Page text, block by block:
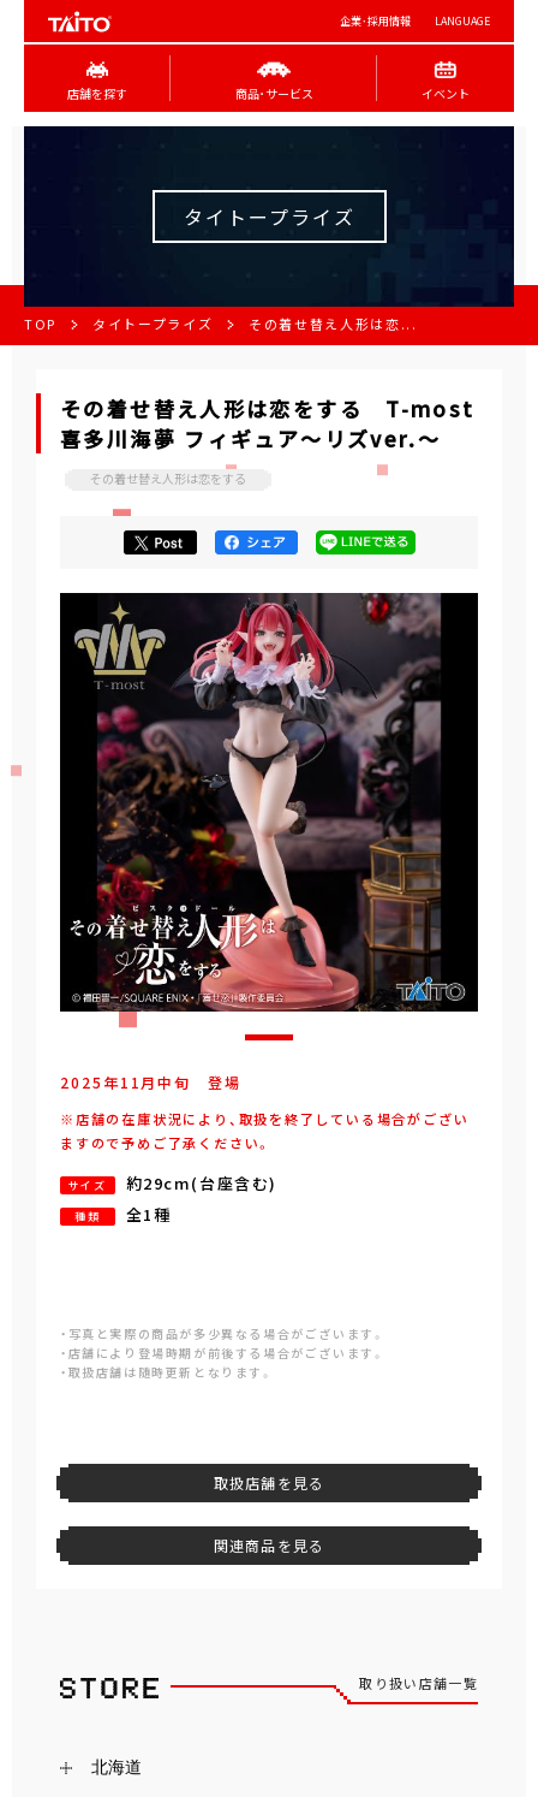
企業･採用情報 LANGUAGE
店舗を探す 商品･サービス イベント
タイトープライズ
TOP タイトープライズ その着せ替え人形は恋...
その着せ替え人形は恋をする T-most
喜多川海夢 フィギュア～リズver.～
その着せ替え人形は恋をする
2025年11月中旬 登場
※店舗の在庫状況により、取扱を終了している場合がござい
ますので予めご了承ください。
サイズ 約29cm(台座含む)
種類 全1種
・写真と実際の商品が多少異なる場合がございます。
・店舗により登場時期が前後する場合がございます。
・取扱店舗は随時更新となります。
取扱店舗を見る
関連商品を見る
取り扱い店舗一覧
北海道